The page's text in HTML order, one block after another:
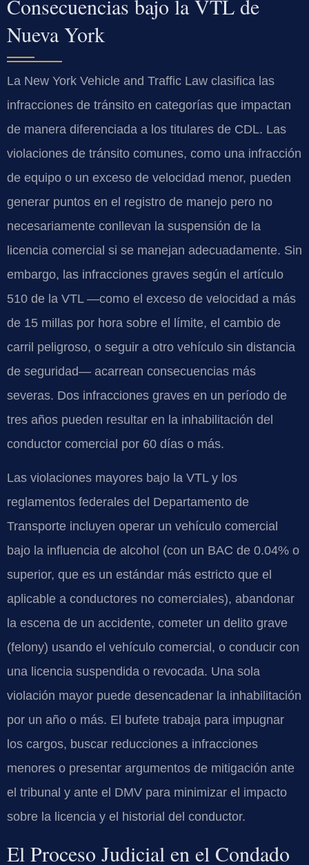
Consecuencias bajo la VTL de
Nueva York
La New York Vehicle and Traffic Law clasifica las
infracciones de tránsito en categorías que impactan
de manera diferenciada a los titulares de CDL. Las
violaciones de tránsito comunes, como una infracción
de equipo o un exceso de velocidad menor, pueden
generar puntos en el registro de manejo pero no
necesariamente conllevan la suspensión de la
licencia comercial si se manejan adecuadamente. Sin
embargo, las infracciones graves según el artículo
510 de la VTL —como el exceso de velocidad a más
de 15 millas por hora sobre el límite, el cambio de
carril peligroso, o seguir a otro vehículo sin distancia
de seguridad— acarrean consecuencias más
severas. Dos infracciones graves en un período de
tres años pueden resultar en la inhabilitación del
conductor comercial por 60 días o más.
Las violaciones mayores bajo la VTL y los
reglamentos federales del Departamento de
Transporte incluyen operar un vehículo comercial
bajo la influencia de alcohol (con un BAC de 0.04% o
superior, que es un estándar más estricto que el
aplicable a conductores no comerciales), abandonar
la escena de un accidente, cometer un delito grave
(felony) usando el vehículo comercial, o conducir con
una licencia suspendida o revocada. Una sola
violación mayor puede desencadenar la inhabilitación
por un año o más. El bufete trabaja para impugnar
los cargos, buscar reducciones a infracciones
menores o presentar argumentos de mitigación ante
el tribunal y ante el DMV para minimizar el impacto
sobre la licencia y el historial del conductor.
El Proceso Judicial en el Condado